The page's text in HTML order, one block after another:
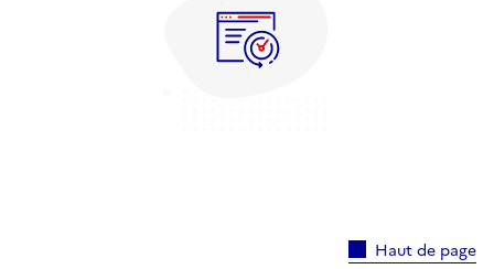
Haut de page